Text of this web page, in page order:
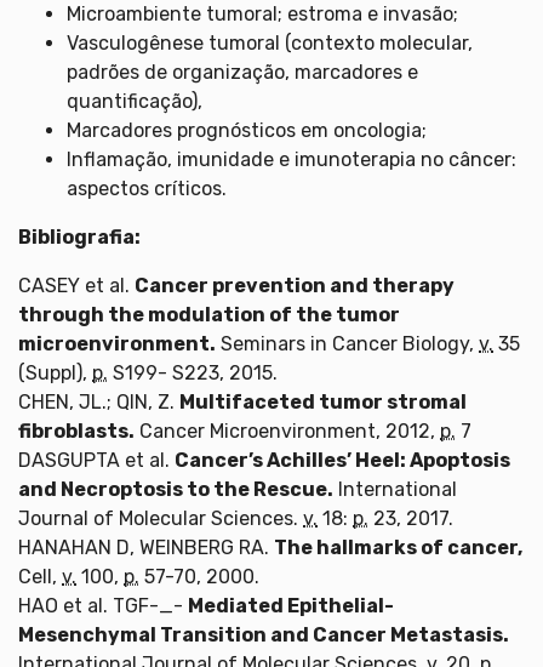
Microambiente tumoral; estroma e invasão;
Vasculogênese tumoral (contexto molecular,
padrões de organização, marcadores e
quantificação),
Marcadores prognósticos em oncologia;
Inflamação, imunidade e imunoterapia no câncer:
aspectos críticos.
Bibliografia:
CASEY et al. Cancer prevention and therapy
through the modulation of the tumor
microenvironment. Seminars in Cancer Biology, v. 35
(Suppl), p. S199- S223, 2015.
CHEN, JL.; QIN, Z. Multifaceted tumor stromal
fibroblasts. Cancer Microenvironment, 2012, p. 7
DASGUPTA et al. Cancer’s Achilles’ Heel: Apoptosis
and Necroptosis to the Rescue. International
Journal of Molecular Sciences. v. 18: p. 23, 2017.
HANAHAN D, WEINBERG RA. The hallmarks of cancer,
Cell, v. 100, p. 57-70, 2000.
HAO et al. TGF-_- Mediated Epithelial-
Mesenchymal Transition and Cancer Metastasis.